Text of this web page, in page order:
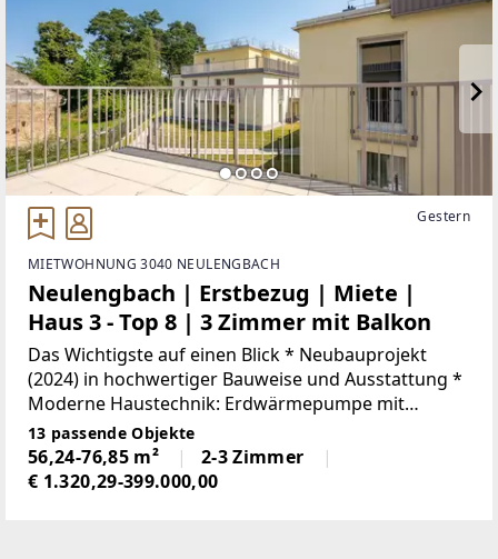
Gestern
MIETWOHNUNG 3040 NEULENGBACH
Neulengbach | Erstbezug | Miete |
Haus 3 - Top 8 | 3 Zimmer mit Balkon
Das Wichtigste auf einen Blick * Neubauprojekt
(2024) in hochwertiger Bauweise und Ausstattung *
Moderne Haustechnik: Erdwärmepumpe mit
Fußbodenheizung, Kühlfunktion im Sommer und PV
Anlage * Die Wohnung umfasst 76,9 m², aufgeteilt
13 passende Objekte
56,24-76,85 m²
2-3 Zimmer
€ 1.320,29-399.000,00